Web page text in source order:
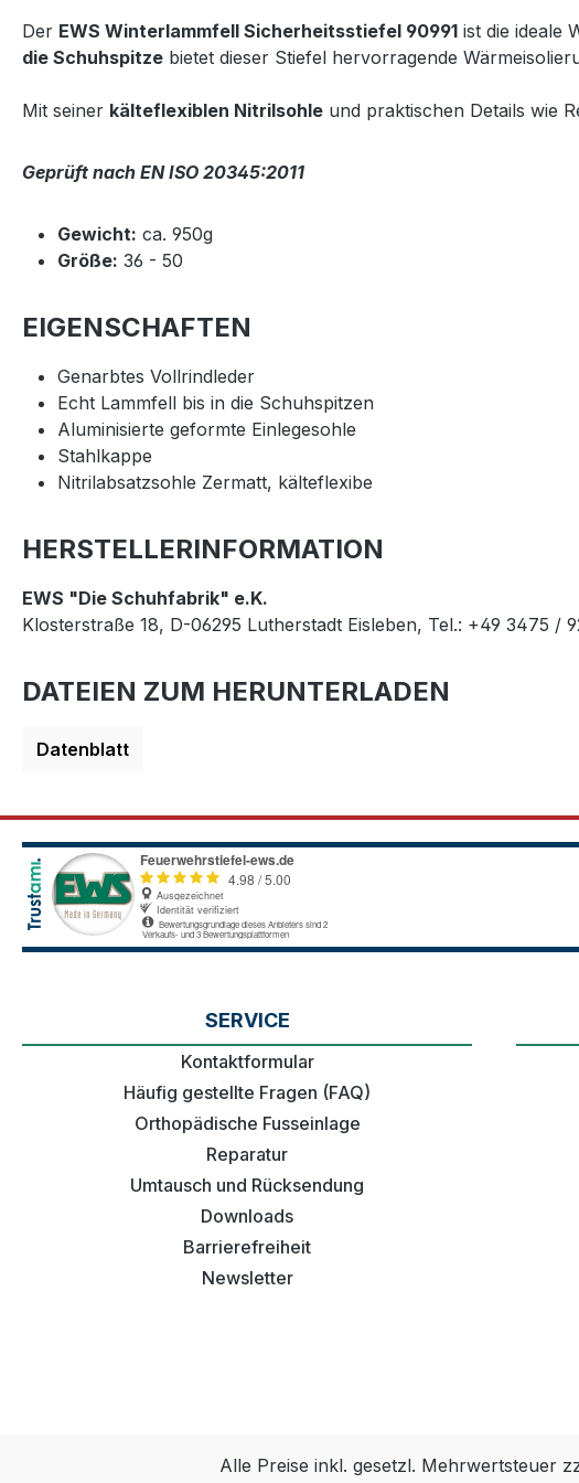
Der EWS Winterlammfell Sicherheitsstiefel 90991 ist die ideale
die Schuhspitze bietet dieser Stiefel hervorragende
Mit seiner kälteflexiblen Nitrilsohle und praktischen Details wie
Geprüft nach EN ISO 20345:2011
Gewicht: ca. 950g
Größe: 36 - 50
EIGENSCHAFTEN
Genarbtes Vollrindleder
Echt Lammfell bis in die Schuhspitzen
Aluminisierte geformte Einlegesohle
Stahlkappe
Nitrilabsatzsohle Zermatt, kälteflexibe
HERSTELLERINFORMATION
EWS "Die Schuhfabrik" e.K.
Klosterstraße 18, D-06295 Lutherstadt Eisleben, Tel.: +49 3475 /
DATEIEN ZUM HERUNTERLADEN
Datenblatt
SERVICE
Kontaktformular
Häufig gestellte Fragen (FAQ)
Orthopädische Fusseinlage
Reparatur
Umtausch und Rücksendung
Downloads
Barrierefreiheit
Newsletter
Alle Preise inkl. gesetzl. Mehrwertsteuer